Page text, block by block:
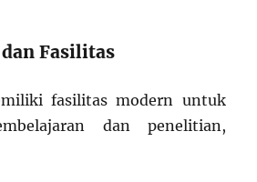
Fasilitas
fasilitas modern untuk
dan penelitian,